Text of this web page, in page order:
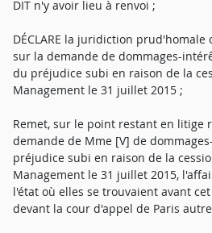
DIT n'y avoir lieu à renvoi ;
DÉCLARE la juridiction
sur la demande de dommages-
du préjudice subi en raison de la
Management le 31 juillet 2015 ;
Remet, sur le point restant en litige
demande de Mme [V] de
préjudice subi en raison de la
Management le 31 juillet 2015,
l'état où elles se trouvaient avant
devant la cour d'appel de Paris